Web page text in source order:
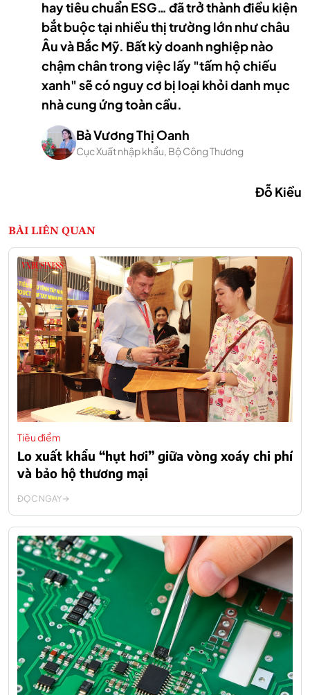
hay tiêu chuẩn ESG… đã trở thành điều kiện
bắt buộc tại nhiều thị trường lớn như châu
Âu và Bắc Mỹ. Bất kỳ doanh nghiệp nào
chậm chân trong việc lấy "tấm hộ chiếu
xanh" sẽ có nguy cơ bị loại khỏi danh mục
nhà cung ứng toàn cầu.
Bà Vương Thị Oanh
Cục Xuất nhập khẩu, Bộ Công Thương
Đỗ Kiều
BÀI LIÊN QUAN
Tiêu điểm
Lo xuất khẩu “hụt hơi” giữa vòng xoáy chi phí
và bảo hộ thương mại
ĐỌC NGAY